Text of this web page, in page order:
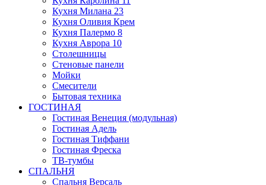
Кухня Милана 23
Кухня Оливия Крем
Кухня Палермо 8
Кухня Аврора 10
Столешницы
Стеновые панели
Мойки
Смесители
Бытовая техника
ГОСТИНАЯ
Гостиная Венеция (модульная)
Гостиная Адель
Гостиная Тиффани
Гостиная Фреска
ТВ-тумбы
СПАЛЬНЯ
Спальня Версаль